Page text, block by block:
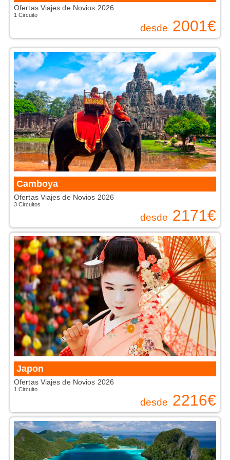
Ofertas Viajes de Novios 2026
1 Circuito
desde 2001€
Camboya
Ofertas Viajes de Novios 2026
3 Circuitos
desde 2171€
Japon
Ofertas Viajes de Novios 2026
1 Circuito
desde 2216€